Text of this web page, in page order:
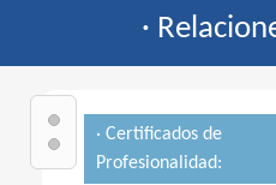
·
· Certificados de
Profesionalidad: